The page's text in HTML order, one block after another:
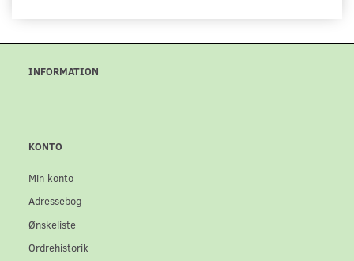
INFORMATION
KONTO
Min konto
Adressebog
Ønskeliste
Ordrehistorik